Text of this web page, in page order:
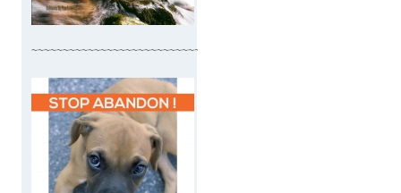
~~~~~~~~~~~~~~~~~~~~~~~~~~~~~~~~~